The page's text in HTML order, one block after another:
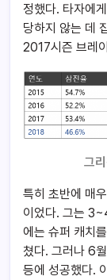
정했다. 타자에
당하지 않는 데
2017시즌 브레
그
특히 초반에 매
이었다. 그는
에는 슈퍼 캐치
쳤다. 그러나 6
등에 성공했다.